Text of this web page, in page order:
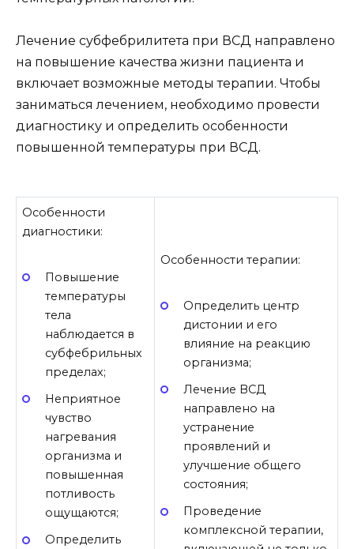
Лечение субфебрилитета при ВСД направлено
на повышение качества жизни пациента и
включает возможные методы терапии. Чтобы
заниматься лечением, необходимо провести
диагностику и определить особенности
повышенной температуры при ВСД.
Особенности
диагностики:
Повышение
температуры
тела
наблюдается в
субфебрильных
пределах;
Неприятное
чувство
нагревания
организма и
повышенная
потливость
ощущаются;
Определить
Особенности терапии:
Определить центр
дистонии и его
влияние на реакцию
организма;
Лечение ВСД
направлено на
устранение
проявлений и
улучшение общего
состояния;
Проведение
комплексной терапии,